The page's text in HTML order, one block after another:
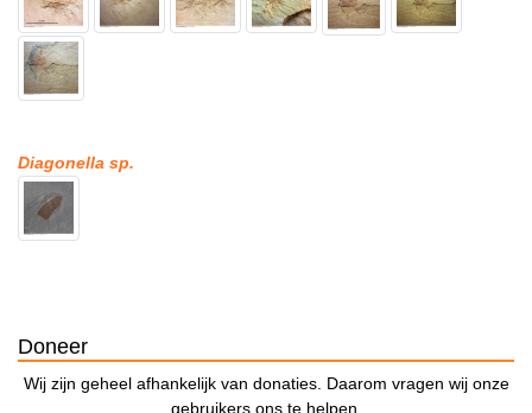
Diagonella sp.
Doneer
Wij zijn geheel afhankelijk van donaties. Daarom vragen wij onze
gebruikers ons te helpen.